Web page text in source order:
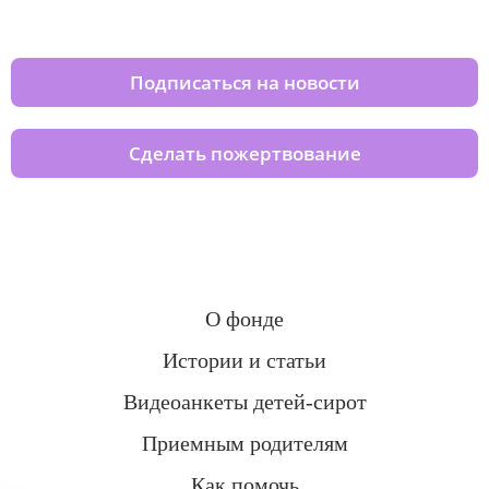
Подписаться на новости
Сделать пожертвование
О фонде
Истории и статьи
Видеоанкеты детей-сирот
Приемным родителям